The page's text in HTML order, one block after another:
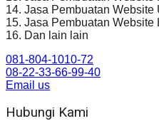
14. Jasa Pembuatan Website
15. Jasa Pembuatan
16. Dan lain lain
081-804-1010-72
08-22-33-66-99-40
Email us
Hubungi Kami